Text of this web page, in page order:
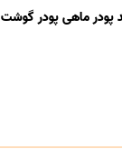
ماهی پودر گوشت